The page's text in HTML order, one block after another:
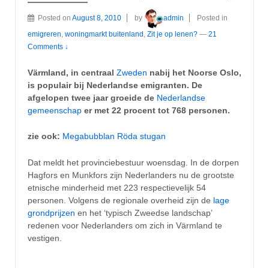
Posted on August 8, 2010 by admin
Posted in
emigreren woningmarkt buitenland Zit je op lenen? — 21
Comments ↓
Värmland, in centraal Zweden nabij het Noorse Oslo,
is populair bij Nederlandse emigranten. De
afgelopen twee jaar groeide de Nederlandse
gemeenschap er met 22 procent tot 768 personen.
zie ook: Megabubblan Röda stugan
Dat meldt het provinciebestuur woensdag. In de dorpen
Hagfors en Munkfors zijn Nederlanders nu de grootste
etnische minderheid met 223 respectievelijk 54
personen. Volgens de regionale overheid zijn de lage
grondprijzen en het ‘typisch Zweedse landschap’
redenen voor Nederlanders om zich in Värmland te
vestigen.